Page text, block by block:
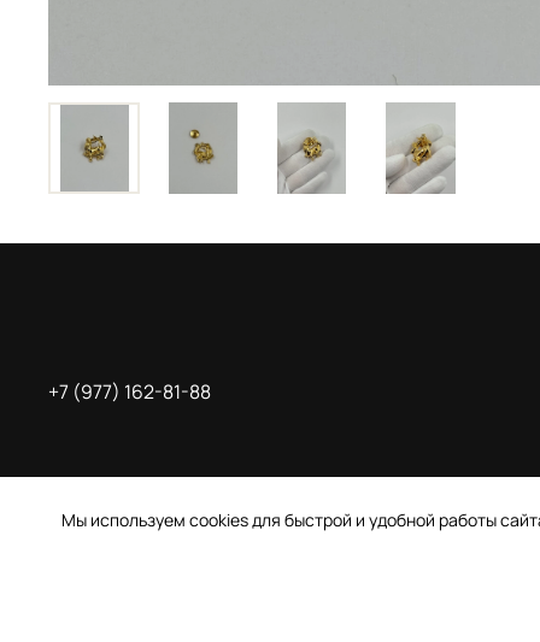
+7 (977) 162-81-88
Мы используем cookies для быстрой и удобной работы